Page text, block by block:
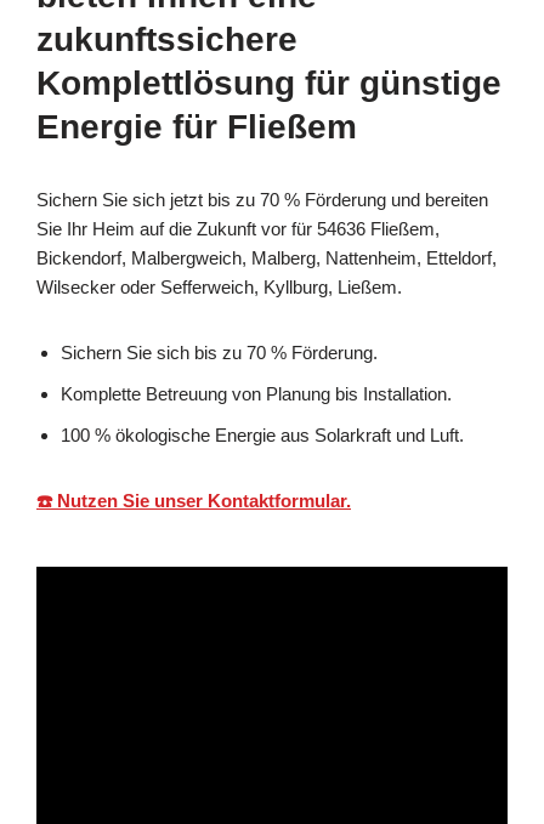
zukunftssichere
Komplettlösung für günstige
Energie für Fließem
Sichern Sie sich jetzt bis zu 70 % Förderung und bereiten
Sie Ihr Heim auf die Zukunft vor für 54636 Fließem,
Bickendorf, Malbergweich, Malberg, Nattenheim, Etteldorf,
Wilsecker oder Sefferweich, Kyllburg, Ließem.
Sichern Sie sich bis zu 70 % Förderung.
Komplette Betreuung von Planung bis Installation.
100 % ökologische Energie aus Solarkraft und Luft.
☎️ Nutzen Sie unser Kontaktformular.